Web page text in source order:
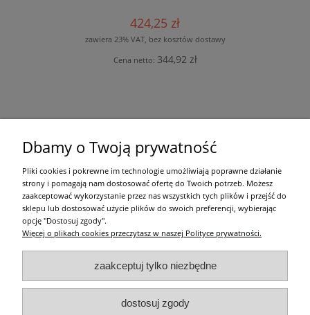
424,25 zł
zawiera 23% VAT, bez kosztów dostawy
Cena netto: 344,92 zł
Pomoc
Moje konto
w tym dotyczące pozyskiwania i przetwarzania danych osobowych
zgodnie z obowiązującym rozporządzeniem RODO.
Dbamy o Twoją prywatność
Pliki cookies i pokrewne im technologie umożliwiają poprawne działanie
strony i pomagają nam dostosować ofertę do Twoich potrzeb. Możesz
zaakceptować wykorzystanie przez nas wszystkich tych plików i przejść do
sklepu lub dostosować użycie plików do swoich preferencji, wybierając
opcję "Dostosuj zgody".
Więcej o plikach cookies przeczytasz w naszej Polityce prywatności.
zaakceptuj tylko niezbędne
dostosuj zgody